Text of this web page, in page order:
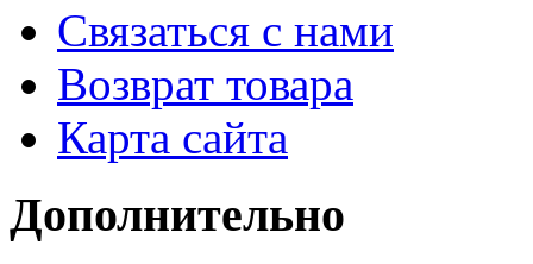
Связаться с нами
Возврат товара
Карта сайта
Дополнительно